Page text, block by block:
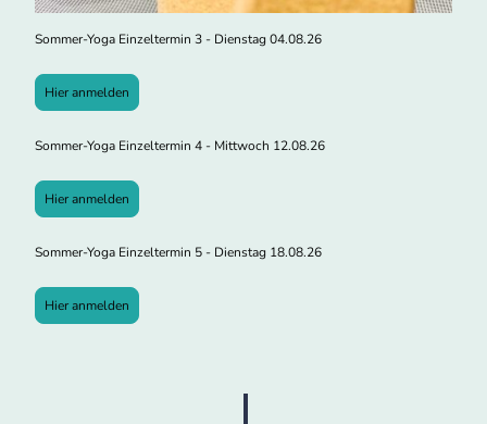
Sommer-Yoga Einzeltermin 3 - Dienstag 04.08.26
Hier anmelden
Sommer-Yoga Einzeltermin 4 - Mittwoch 12.08.26
Hier anmelden
Sommer-Yoga Einzeltermin 5 - Dienstag 18.08.26
Hier anmelden